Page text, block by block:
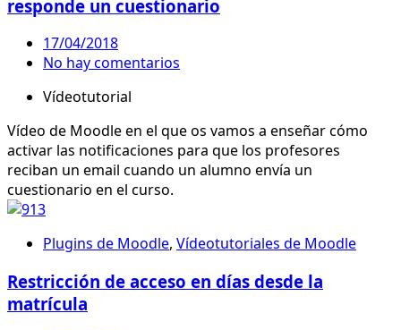
responde un cuestionario
17/04/2018
No hay comentarios
Vídeotutorial
Vídeo de Moodle en el que os vamos a enseñar cómo
activar las notificaciones para que los profesores
reciban un email cuando un alumno envía un
cuestionario en el curso.
Plugins de Moodle, Vídeotutoriales de Moodle
Restricción de acceso en días desde la
matrícula